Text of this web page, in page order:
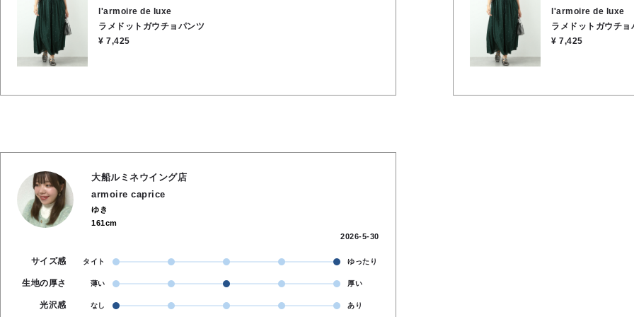
l'armoire de luxe
ラメドットガウチョパンツ
¥ 7,425
出ますよ。 ★ウエスト 62cm ★股上 42cm ★股下 53cm ★裾幅 77cm ★渡り幅 39cm ★
ヒップ 110cm ●裏地/インナー あり ●ウ
l'armoire de luxe
ラメドットガウチョ
¥ 7,425
大船ルミネウイング店
armoire caprice
ゆき
161cm
2026-5-30
サイズ感 タイト ゆったり
生地の厚さ 薄い 厚い
光沢感 なし あり